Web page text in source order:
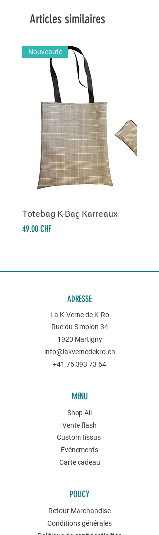
Articles similaires
Nouveauté
Totebag K-Bag Karreaux
Prix
49.00 CHF Prix
49.00
ADRESSE
La K-Verne de K-Ro
Rue du Simplon 34
1920 Martigny
info@lakvernedekro.ch
+41 76 393 73 64
MENU
Shop All
Vente flash
Custom tissus
Événements
Carte cadeau
POLICY
Retour Marchandise
Conditions générales